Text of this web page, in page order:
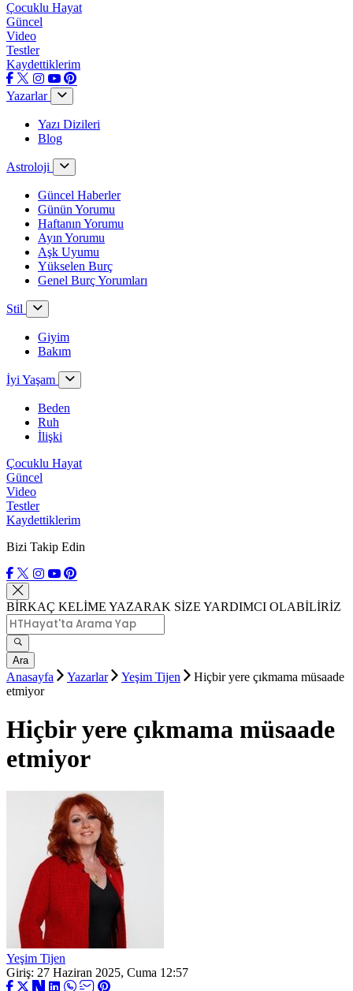
Çocuklu Hayat
Güncel
Video
Testler
Kaydettiklerim
Yazarlar
Yazı Dizileri
Blog
Astroloji
Güncel Haberler
Günün Yorumu
Haftanın Yorumu
Ayın Yorumu
Aşk Uyumu
Yükselen Burç
Genel Burç Yorumları
Stil
Giyim
Bakım
İyi Yaşam
Beden
Ruh
İlişki
Çocuklu Hayat
Güncel
Video
Testler
Kaydettiklerim
Bizi Takip Edin
BİRKAÇ KELİME YAZARAK SİZE YARDIMCI OLABİLİRİZ
Ara
Anasayfa Yazarlar Yeşim Tijen
Hiçbir yere çıkmama müsaade
etmiyor
Hiçbir yere çıkmama müsaade
etmiyor
Yeşim Tijen
Giriş: 27 Haziran 2025, Cuma 12:57